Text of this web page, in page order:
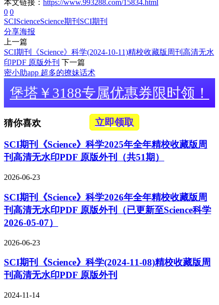
本文链接： https://www.993288.com/15834.html
0 0
SCIScienceScience期刊 SCI期刊
分享海报
上一篇
SCI期刊《Science》科学(2024-10-11)精校收藏版周刊高清无水
印PDF 原版外刊 下一篇
密小助app 超多的撩妹话术
堡塔￥3188专属优惠券限时领！
立即领取
猜你喜欢
SCI期刊《Science》科学2025年全年精校收藏版周
刊高清无水印PDF 原版外刊（共51期）
2026-06-23
SCI期刊《Science》科学2026年全年精校收藏版周
刊高清无水印PDF 原版外刊（已更新至Science科学
2026-05-07）
2026-06-23
SCI期刊《Science》科学(2024-11-08)精校收藏版周
刊高清无水印PDF 原版外刊
2024-11-14